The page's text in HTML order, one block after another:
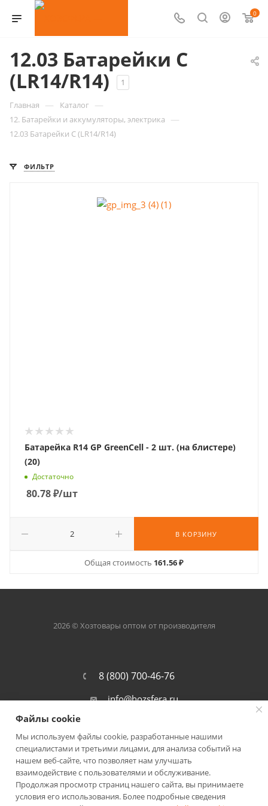
0
12.03 Батарейки C
(LR14/R14)
1
Главная — Каталог —
12. Батарейки и аккумуляторы, электрика —
12.03 Батарейки C (LR14/R14)
ФИЛЬТР
Батарейка R14 GP GreenCell - 2 шт. (на блистере)
(20)
Достаточно
80.78₽/шт
В КОРЗИНУ
Общая стоимость 161.56 ₽
2026 © Хозтовары оптом от производителя
8 (800) 700-46-76
info@hozsfera.ru
301105, Тульская обл., Ленинский р-
он, пос. Ильинка, ул. Центральная, д.
19а, корп. 7
Файлы cookie
Мы используем файлы cookie, разработанные нашими
специалистами и третьими лицами, для анализа событий на
нашем веб-сайте, что позволяет нам улучшать
взаимодействие с пользователями и обслуживание.
Продолжая просмотр страниц нашего сайта, вы принимаете
условия его использования. Более подробные сведения